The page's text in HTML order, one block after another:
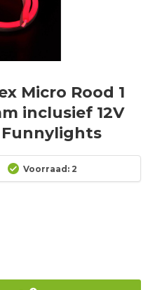
Micro Rood 1
inclusief 12V
Voorraad: 2